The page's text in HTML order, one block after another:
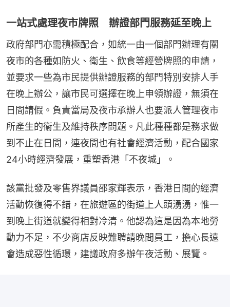
一站式處理夜市牌照 辦證部門服務延至晚上
政府部門亦需積極配合，如統一由一個部門辦理有關
夜市的各種如防火、衛生、飲食等經營牌照的申請，
並要求一些為市民提供辦證服務的部門特別安排人手
在晚上辦公，讓市民可選擇在晚上申領辦證，無須在
日間請假。負責當局及夜市承辦人也要派人管理夜市
所產生的衞生及維持秩序問題。凡此種種都是務求做
到不止在日間，連夜間也有社會經濟活動，配合國家
24小時經濟發展，重塑香港「不夜城」。
該黨批發及零售界議員邵家輝表示，香港日間的經濟
活動恢復得不錯，在旅遊區的街道上人頭湧湧，惟一
到晚上街道就變得相對冷清。他認為這是因為本地勞
動力不足，不少商店反映難聘請晚間員工，擔心長遠
會造成惡性循環，建議政府多辦午夜活動、展覽。